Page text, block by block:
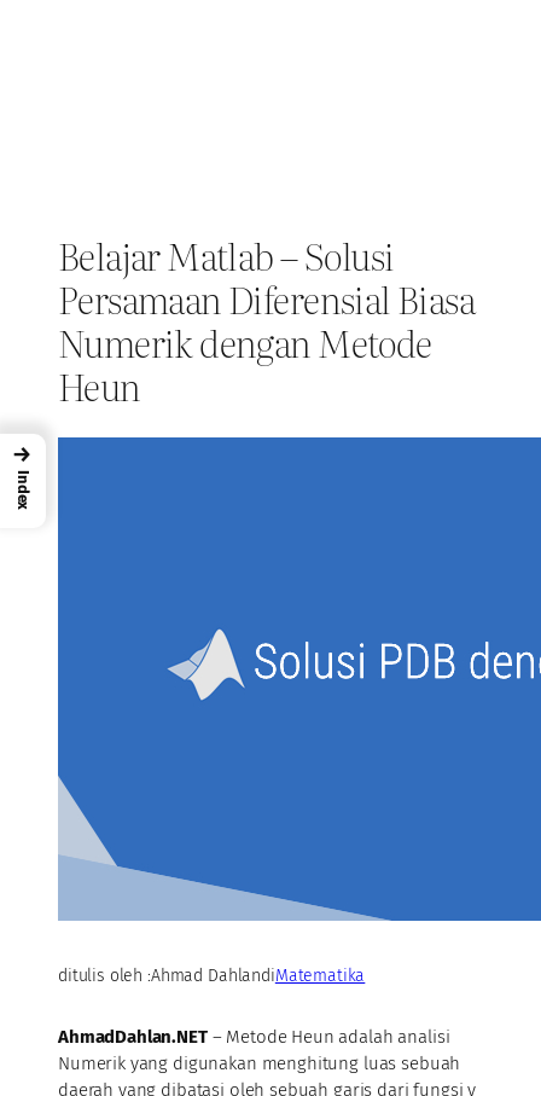
Belajar Matlab – Solusi
Persamaan Diferensial Biasa
Numerik dengan Metode
Heun
ditulis oleh :Ahmad DahlandiMatematika
AhmadDahlan.NET– Metode Heun adalah analisi
Numerik yang digunakan menghitung luas sebuah
daerah yang dibatasi oleh sebuah garis dari fungsi y
→
Index